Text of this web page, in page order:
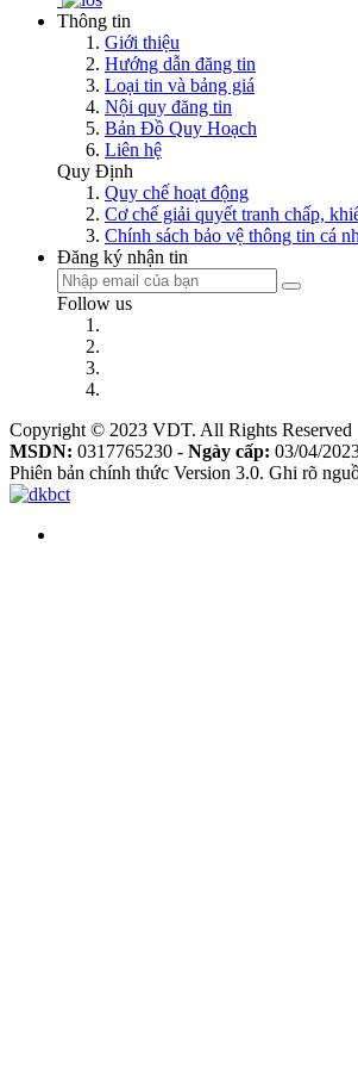
Thông tin
Giới thiệu
Hướng dẫn đăng tin
Loại tin và bảng giá
Nội quy đăng tin
Bản Đồ Quy Hoạch
Liên hệ
Quy Định
Quy chế hoạt động
Cơ chế giải quyết tranh chấp,
Chính sách bảo vệ thông tin cá
Đăng ký nhận tin
Follow us
Copyright © 2023 VDT. All Rights Reserved
MSDN: 0317765230 - Ngày cấp: 03/04/
Phiên bản chính thức Version 3.0. Ghi rõ